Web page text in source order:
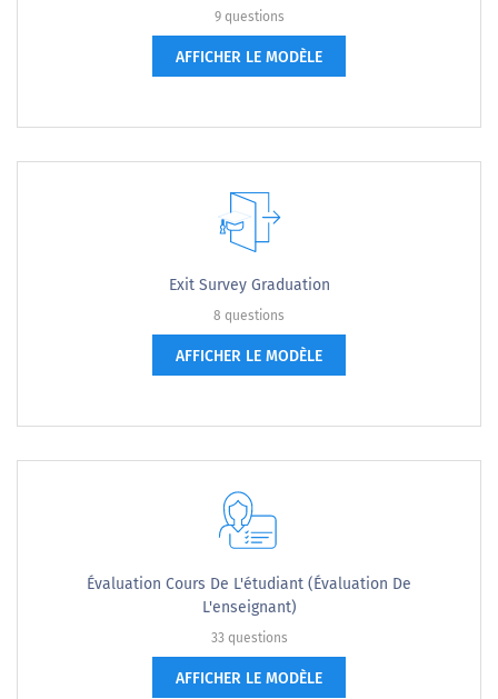
9 questions
AFFICHER LE MODÈLE
Exit Survey Graduation
8 questions
AFFICHER LE MODÈLE
Évaluation Cours De L'étudiant (Évaluation De
L'enseignant)
33 questions
AFFICHER LE MODÈLE